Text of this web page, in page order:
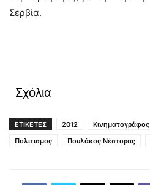
Σερβία.
Σχόλια
ΕΤΙΚΕΤΕΣ 2012 Κινηματογράφος
Πολιτισμος
Πουλάκος Νέστορας